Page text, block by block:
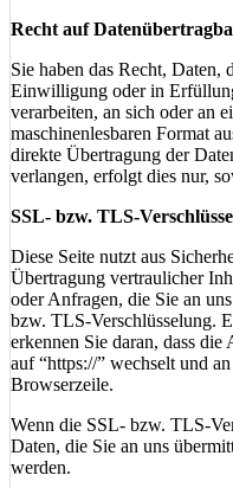
Recht auf
Sie haben das Recht,
Einwilligung oder in
verarbeiten, an sich oder an
maschinenlesbaren Format
direkte Übertragung der
verlangen, erfolgt dies nur,
SSL- bzw. TLS-
Diese Seite nutzt aus
Übertragung vertraulicher
oder Anfragen, die Sie an
bzw. TLS-Verschlüsselung.
erkennen Sie daran, dass
auf “https://” wechselt und
Browserzeile.
Wenn die SSL- bzw. TLS-
Daten, die Sie an uns
werden.